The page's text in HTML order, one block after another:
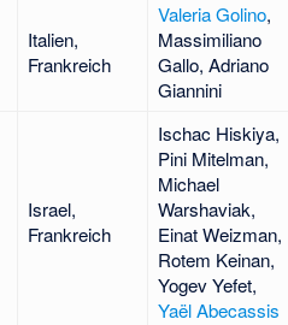
Italien,
Frankreich
Valeria Golino,
Massimiliano
Gallo, Adriano
Giannini
Israel,
Frankreich
Ischac Hiskiya,
Pini Mitelman,
Michael
Warshaviak,
Einat Weizman,
Rotem Keinan,
Yogev Yefet,
Yaël Abecassis